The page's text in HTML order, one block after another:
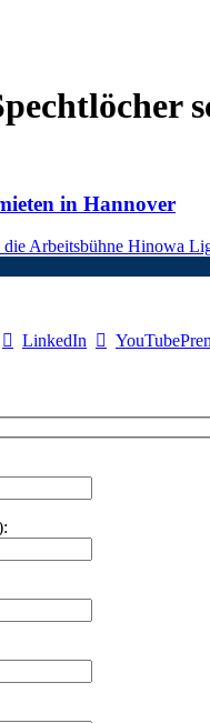
in Hannover
Arbeitsbühne Hinowa
LinkedIn YouTube